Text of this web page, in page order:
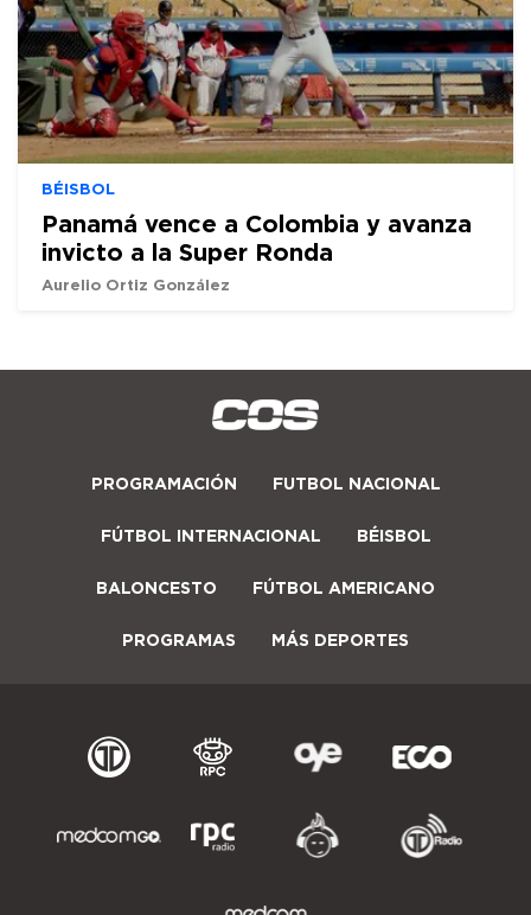
BÉISBOL
Panamá vence a Colombia y avanza
invicto a la Super Ronda
Aurelio Ortiz González
PROGRAMACIÓN FUTBOL NACIONAL
FÚTBOL INTERNACIONAL BÉISBOL
BALONCESTO FÚTBOL AMERICANO
PROGRAMAS MÁS DEPORTES